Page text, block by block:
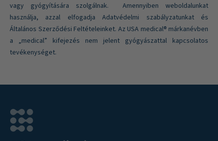
vagy gyógyítására szolgálnak. Amennyiben weboldalunkat
használja, azzal elfogadja Adatvédelmi szabályzatunkat és
Általános Szerződési Feltételeinket. Az USA medical® márkanévben
a „medical” kifejezés nem jelent gyógyászattal kapcsolatos
tevékenységet.